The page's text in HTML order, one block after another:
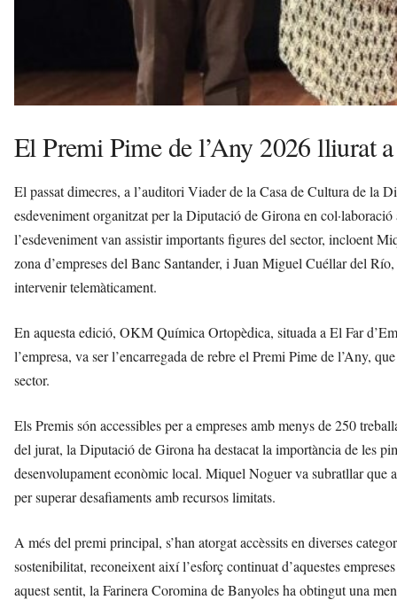
El Premi Pime de l’Any 2026 lliurat
El passat dimecres, a l’auditori Viader de la Casa de Cultura de la
esdeveniment organitzat per la Diputació de Girona en
l’esdeveniment van assistir importants figures del sector, incloent
zona d’empreses del Banc Santander, i Juan Miguel Cuéllar del
intervenir telemàticament.
En aquesta edició, OKM Química Ortopèdica, situada a El Far
l’empresa, va ser l’encarregada de rebre el Premi Pime de l’Any,
sector.
Els Premis són accessibles per a empreses amb menys de 250
del jurat, la Diputació de Girona ha destacat la importància de les
desenvolupament econòmic local. Miquel Noguer va subratllar que
per superar desafiaments amb recursos limitats.
A més del premi principal, s’han atorgat accèssits en diverses
sostenibilitat, reconeixent així l’esforç continuat d’aquestes
aquest sentit, la Farinera Coromina de Banyoles ha obtingut una